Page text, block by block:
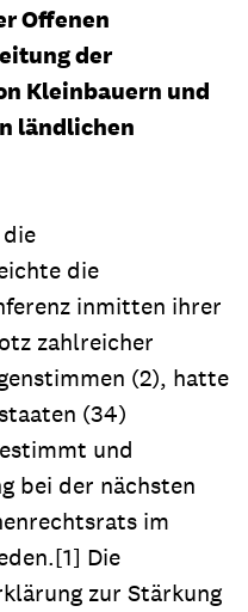
Offenen
der
Kleinbauern und
ländlichen
die
inmitten ihrer
zahlreicher
(2), hatte
(34)
und
bei der nächsten
im
Die
zur Stärkung